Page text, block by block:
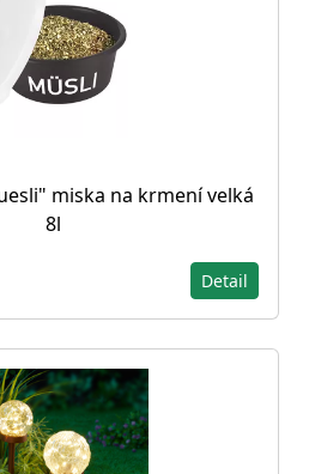
miska na krmení velká
8l
Detail